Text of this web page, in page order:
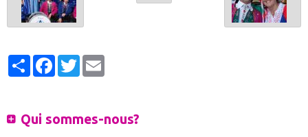
PartagerFacebook
Twitter
Qui sommes-nous?